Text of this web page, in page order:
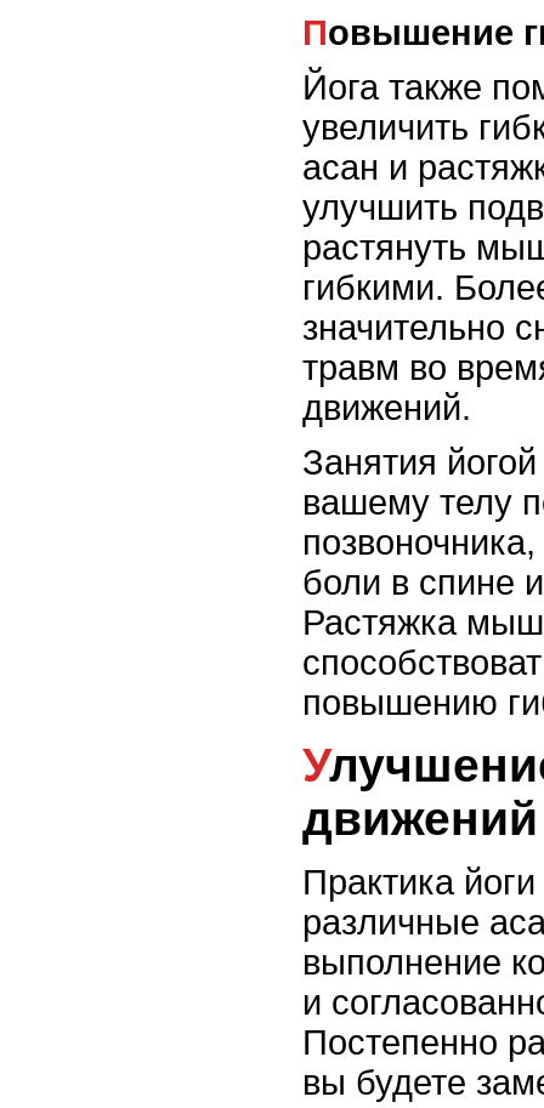
Повышение
Йога также
увеличить
асан и
улучшить
растянуть
гибкими.
значительно
травм во
движений.
Занятия
вашему телу
боли в спине
Растяжка
повышению
Улучшение координации
движений
Практика
различные
выполнение
и
Постепенно
вы будете